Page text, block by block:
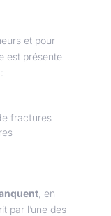
et pour
est présente
fractures
, en
par l’une des